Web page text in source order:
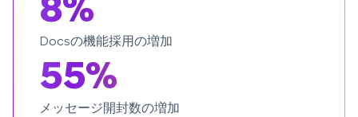
Docsの機能採用の増加
55%
メッセージ開封数の増加